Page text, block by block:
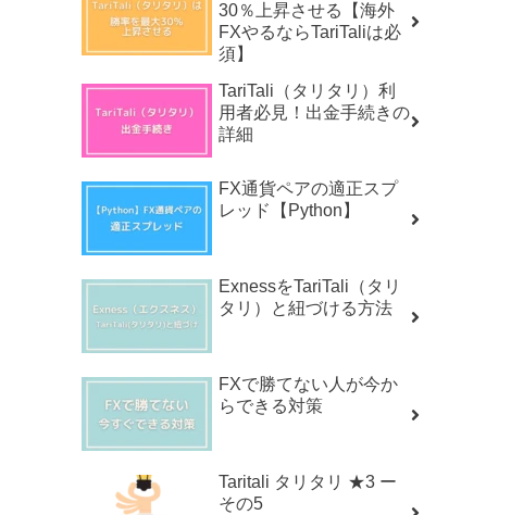
30％上昇させる【海外
FXやるならTariTaliは必
須】
TariTali（タリタリ）利
用者必見！出金手続きの
詳細
FX通貨ペアの適正スプ
レッド【Python】
ExnessをTariTali（タリ
タリ）と紐づける方法
FXで勝てない人が今か
らできる対策
Taritali タリタリ ★3 ー
その5